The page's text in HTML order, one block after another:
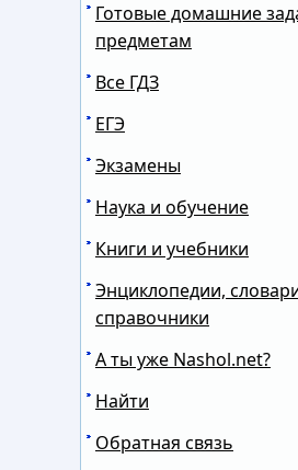
Готовые домашние
предметам
Все ГДЗ
ЕГЭ
Экзамены
Наука и обучение
Книги и учебники
Энциклопедии,
справочники
А ты уже Nashol.net?
Найти
Обратная связь